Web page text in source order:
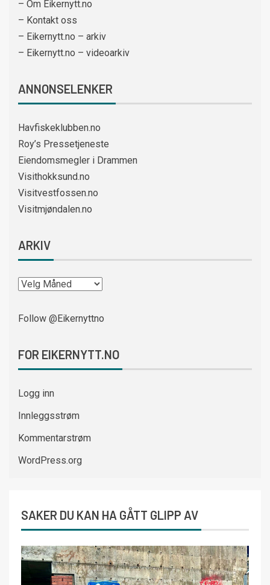
– Om Eikernytt.no
– Kontakt oss
– Eikernytt.no – arkiv
– Eikernytt.no – videoarkiv
ANNONSELENKER
Havfiskeklubben.no
Roy’s Pressetjeneste
Eiendomsmegler i Drammen
Visithokksund.no
Visitvestfossen.no
Visitmjøndalen.no
ARKIV
Follow @Eikernyttno
FOR EIKERNYTT.NO
Logg inn
Innleggsstrøm
Kommentarstrøm
WordPress.org
SAKER DU KAN HA GÅTT GLIPP AV